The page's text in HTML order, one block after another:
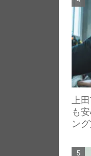
上
も
ン